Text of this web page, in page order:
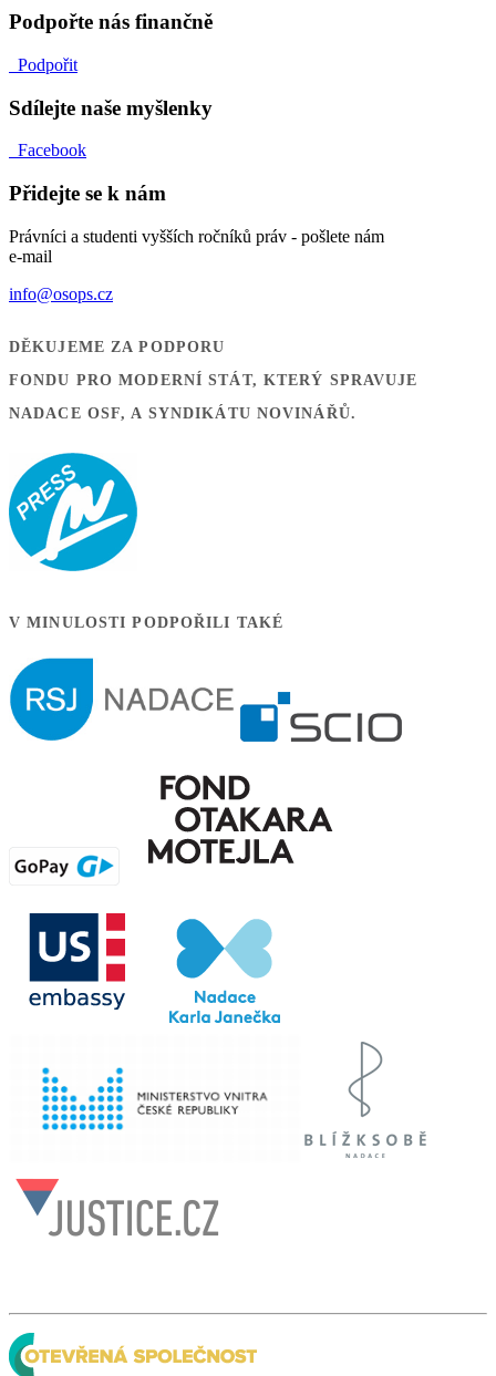
Podpořte nás finančně
Podpořit
Sdílejte naše myšlenky
Facebook
Přidejte se k nám
Právníci a studenti vyšších ročníků práv - pošlete nám
e-mail
info@osops.cz
DĚKUJEME ZA PODPORU
FONDU PRO MODERNÍ STÁT, KTERÝ SPRAVUJE
NADACE OSF, A SYNDIKÁTU NOVINÁŘŮ.
V MINULOSTI PODPOŘILI TAKÉ